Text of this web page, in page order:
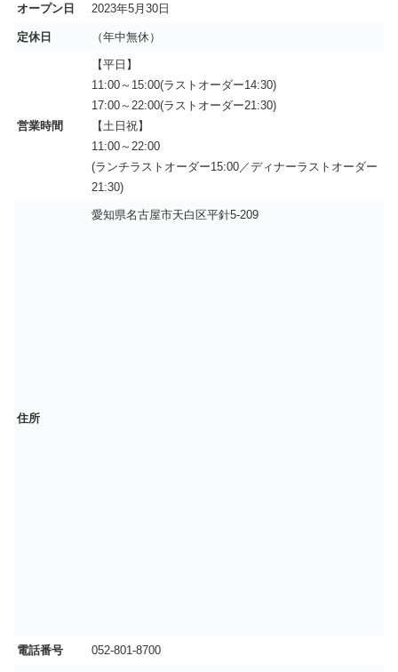
オープン日 2023年5月30日
定休日 （年中無休）
営業時間
【平日】
11:00～15:00(ラストオーダー14:30)
17:00～22:00(ラストオーダー21:30)
【土日祝】
11:00～22:00
(ランチラストオーダー15:00／ディナーラストオーダー
21:30)
住所
愛知県名古屋市天白区平針5-209
電話番号 052-801-8700